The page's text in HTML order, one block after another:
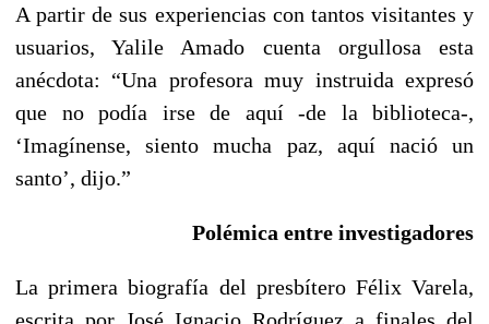
A partir de sus experiencias con tantos visitantes y
usuarios, Yalile Amado cuenta orgullosa esta
anécdota: “Una profesora muy instruida expresó
que no podía irse de aquí -de la biblioteca-,
‘Imagínense, siento mucha paz, aquí nació un
santo’, dijo.”
Polémica entre investigadores
La primera biografía del presbítero Félix Varela,